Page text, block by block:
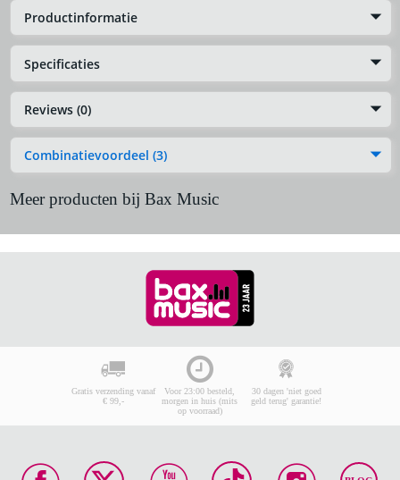
Productinformatie
Specificaties
Reviews (0)
Combinatievoordeel (3)
Meer producten bij Bax Music
Gratis verzending vanaf
€ 99,-
Voor 23:00 besteld,
morgen in huis (mits
op voorraad)
30 dagen 'niet goed
geld terug' garantie!